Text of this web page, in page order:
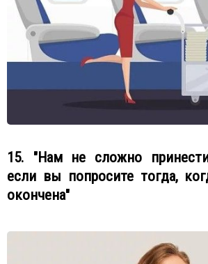
15. "Нам не сложно
если вы попросите тогда,
окончена"